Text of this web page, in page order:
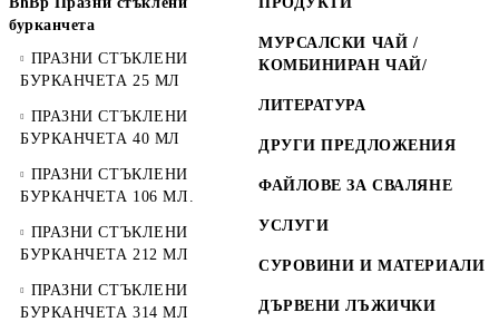
бурканчета
ПРАЗНИ СТЪКЛЕНИ
БУРКАНЧЕТА 25 МЛ
ПРАЗНИ СТЪКЛЕНИ
БУРКАНЧЕТА 40 МЛ
ПРАЗНИ СТЪКЛЕНИ
БУРКАНЧЕТА 106 МЛ.
ПРАЗНИ СТЪКЛЕНИ
БУРКАНЧЕТА 212 МЛ
ПРАЗНИ СТЪКЛЕНИ
БУРКАНЧЕТА 314 МЛ
МУРСАЛСКИ ЧАЙ /
КОМБИНИРАН ЧАЙ/
ЛИТЕРАТУРА
ДРУГИ ПРЕДЛОЖЕНИЯ
ФАЙЛОВЕ ЗА СВАЛЯНЕ
УСЛУГИ
СУРОВИНИ И МАТЕРИАЛИ
ДЪРВЕНИ ЛЪЖИЧКИ